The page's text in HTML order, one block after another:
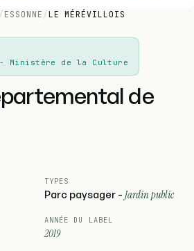
/ ESSONNE /LE MÉRÉVILLOIS
- Ministère de la Culture
de
TYPES
Parc paysager - Jardin public
ANNÉE DU LABEL
2019